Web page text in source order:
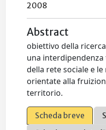
2008
Abstract
obiettivo della
una
della rete sociale e
orientate alla
territorio.
Scheda breve